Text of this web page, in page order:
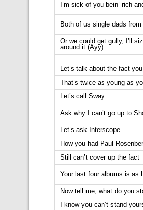
I’m sick of you bein’ rich
Both of us single dads
Or we could get gully, I’ll
around it (Ayy)
Let’s talk about the fact
That’s twice as young as
Let’s call Sway
Ask why I can’t go up to
Let’s ask Interscope
How you had Paul
Still can’t cover up the fact
Your last four albums is as
Now tell me, what do you
I know you can’t stand